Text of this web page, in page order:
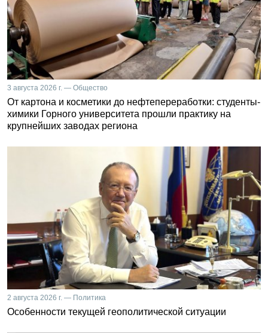
3 августа 2026 г. — Общество
От картона и косметики до нефтепереработки: студенты-
химики Горного университета прошли практику на
крупнейших заводах региона
2 августа 2026 г. — Политика
Особенности текущей геополитической ситуации